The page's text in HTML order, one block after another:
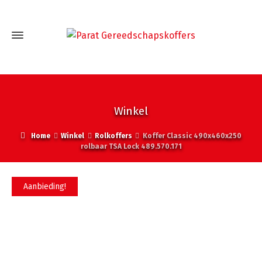
Winkel
Home Winkel Rolkoffers
Koffer Classic 490x460x250
rolbaar TSA Lock 489.570.171
Aanbieding!